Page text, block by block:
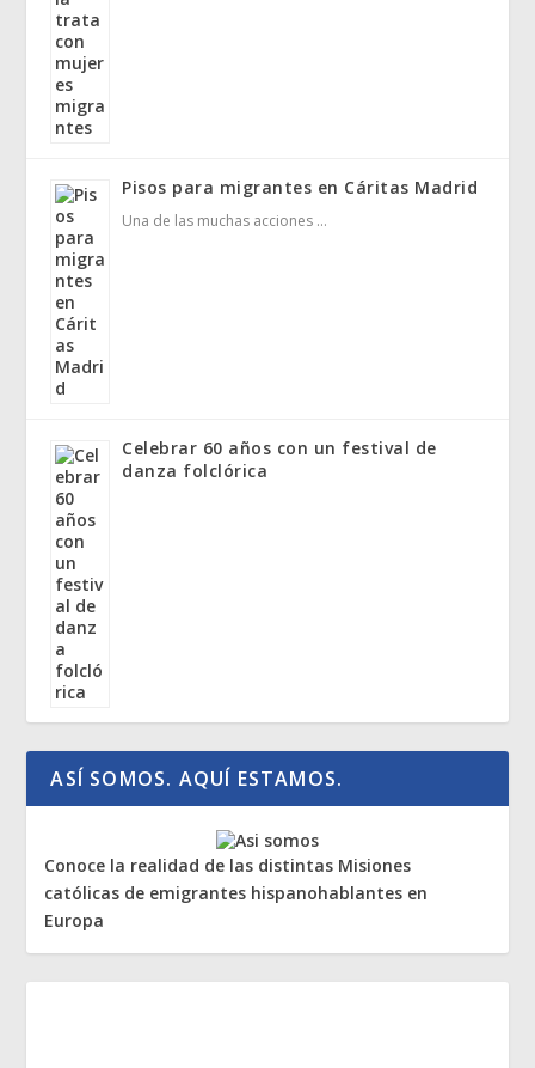
Pisos para migrantes en Cáritas Madrid
Una de las muchas acciones …
Celebrar 60 años con un festival de
danza folclórica
ASÍ SOMOS. AQUÍ ESTAMOS.
Conoce la realidad de las distintas Misiones
católicas de emigrantes hispanohablantes en
Europa